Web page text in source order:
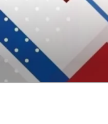
Aller
au
contenu
principal